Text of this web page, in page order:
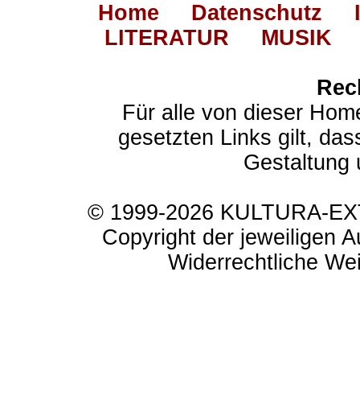
Home Datenschutz
LITERATUR
MUSIK
Für alle von dieser
gesetzten Links gilt,
Gestaltung
© 1999-2026 KULTURA-
Copyright der jeweiligen
Widerrechtliche